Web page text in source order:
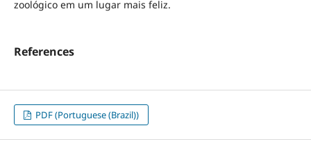
zoológico em um lugar mais feliz.
References
PDF (Portuguese (Brazil))